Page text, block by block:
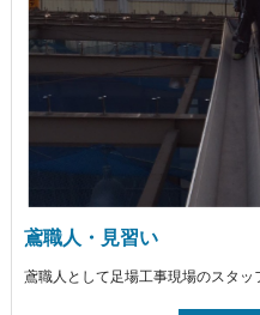
鳶職人・見習い
鳶職人として足場工事現場のスタッ